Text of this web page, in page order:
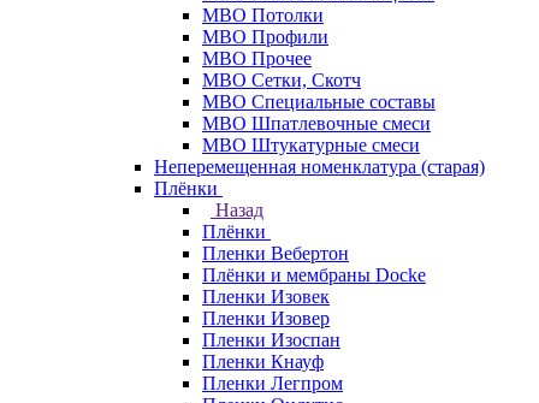
МВО Потолки
МВО Профили
МВО Прочее
МВО Сетки, Скотч
МВО Специальные составы
МВО Шпатлевочные смеси
МВО Штукатурные смеси
Неперемещенная номенклатура (старая)
Плёнки
Назад
Плёнки
Пленки Вебертон
Плёнки и мембраны Docke
Пленки Изовек
Пленки Изовер
Пленки Изоспан
Пленки Кнауф
Пленки Легпром